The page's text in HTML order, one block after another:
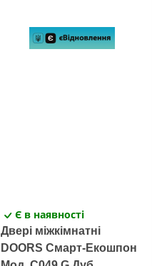
Є в наявності
Двері міжкімнатні
DOORS Смарт-Екошпон